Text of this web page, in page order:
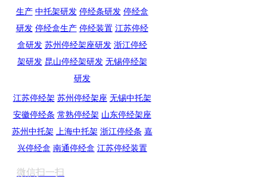
生产 中托架研发 停经条研发 停经盒
研发 停经盒生产 停经装置 江苏停经
盒研发 苏州停经架座研发 浙江停经
架研发 昆山停经架研发 无锡停经架
研发
江苏停经架 苏州停经架座 无锡中托架
安徽停经条 常熟停经架 山东停经架座
苏州中托架
上海中托架 浙江停经条 嘉
兴停经盒 南通停经盒 江苏停经装置
微信扫一扫